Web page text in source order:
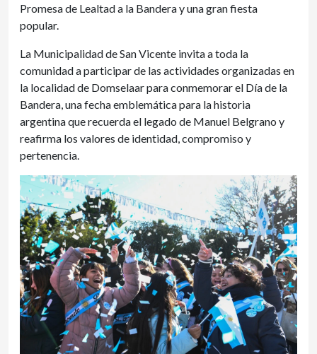
Promesa de Lealtad a la Bandera y una gran fiesta
popular.
La Municipalidad de San Vicente invita a toda la
comunidad a participar de las actividades organizadas en
la localidad de Domselaar para conmemorar el Día de la
Bandera, una fecha emblemática para la historia
argentina que recuerda el legado de Manuel Belgrano y
reafirma los valores de identidad, compromiso y
pertenencia.